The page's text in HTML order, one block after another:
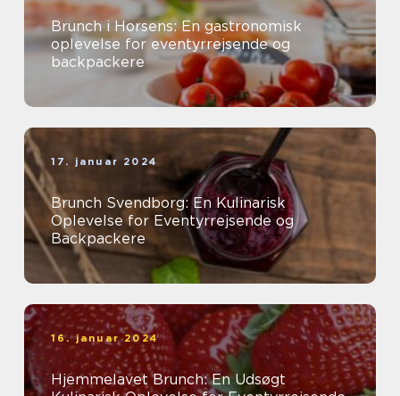
Brunch i Horsens: En gastronomisk
oplevelse for eventyrrejsende og
backpackere
17. januar 2024
Brunch Svendborg: En Kulinarisk
Oplevelse for Eventyrrejsende og
Backpackere
16. januar 2024
Hjemmelavet Brunch: En Udsøgt